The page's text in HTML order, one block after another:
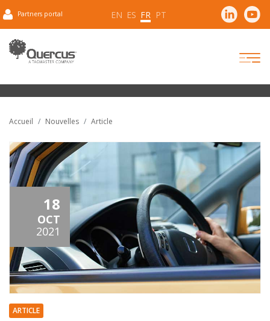
Partners portal EN ES FR PT
Accueil Nouvelles Article
18
OCT
2021
ARTICLE